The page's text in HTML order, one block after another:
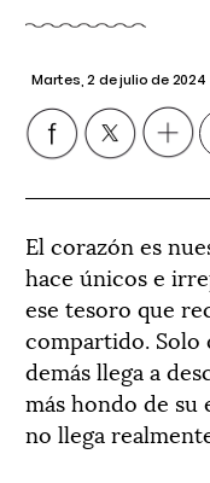
Martes, 2 de julio de 2024
El corazón es
hace únicos e
ese tesoro que
compartido. Solo
demás llega a
más hondo de su
no llega